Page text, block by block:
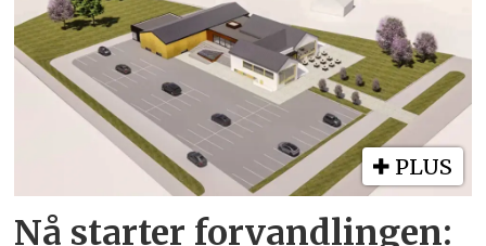
PLUS
Nå starter forvandlingen: